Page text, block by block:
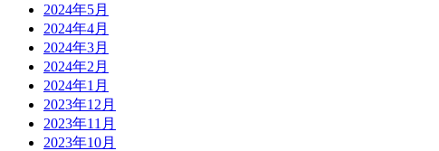
2024年5月
2024年4月
2024年3月
2024年2月
2024年1月
2023年12月
2023年11月
2023年10月